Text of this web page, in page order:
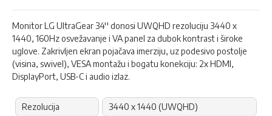
Monitor LG UltraGear 34'' donosi UWQHD rezoluciju 3440 x
1440, 160Hz osvežavanje i VA panel za dubok kontrast i široke
uglove. Zakrivljen ekran pojačava imerziju, uz podesivo postolje
(visina, swivel), VESA montažu i bogatu konekciju: 2x HDMI,
DisplayPort, USB-C i audio izlaz.
Rezolucija 3440 x 1440 (UWQHD)